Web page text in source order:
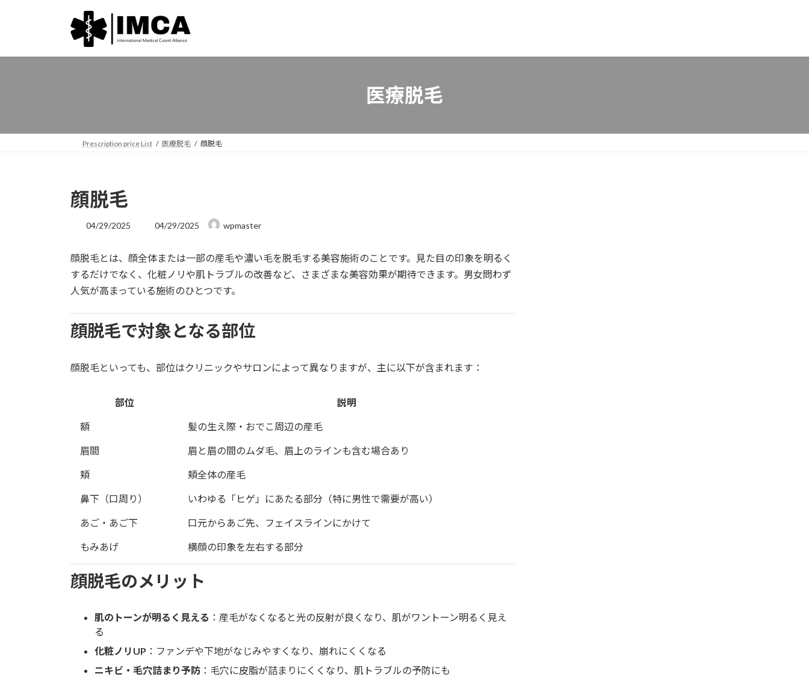
プ
動
医療脱毛
Prescription price List 医療脱毛 顔脱毛
顔脱毛
04/29/2025
最
新
日
:
04/29/2025 wpmaster
顔脱毛とは、顔全体または一部の産毛や濃い毛を脱毛する美容施術のことです。見た目の印象を明るく
するだけでなく、化粧ノリや肌トラブルの改善など、さまざまな美容効果が期待できます。男女問わず
人気が高まっている施術のひとつです。
顔脱毛で対象となる部位
顔脱毛といっても、部位はクリニックやサロンによって異なりますが、主に以下が含まれます：
部位 説明
額 髪の生え際・おでこ周辺の産毛
眉間 眉と眉の間のムダ毛、眉上のラインも含む場合あり
頬 頬全体の産毛
鼻下（口周り） いわゆる「ヒゲ」にあたる部分（特に男性で需要が高い）
あご・あご下 口元からあご先、フェイスラインにかけて
もみあげ 横顔の印象を左右する部分
顔脱毛のメリット
肌のトーンが明るく見える ：産毛がなくなると光の反射が良くなり、肌がワントーン明るく見え
る
化粧ノリUP ：ファンデや下地がなじみやすくなり、崩れにくくなる
ニキビ・毛穴詰まり予防 ：毛穴に皮脂が詰まりにくくなり、肌トラブルの予防にも